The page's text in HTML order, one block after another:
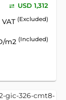
USD 1,312
VAT (Excluded)
m2 (Included)